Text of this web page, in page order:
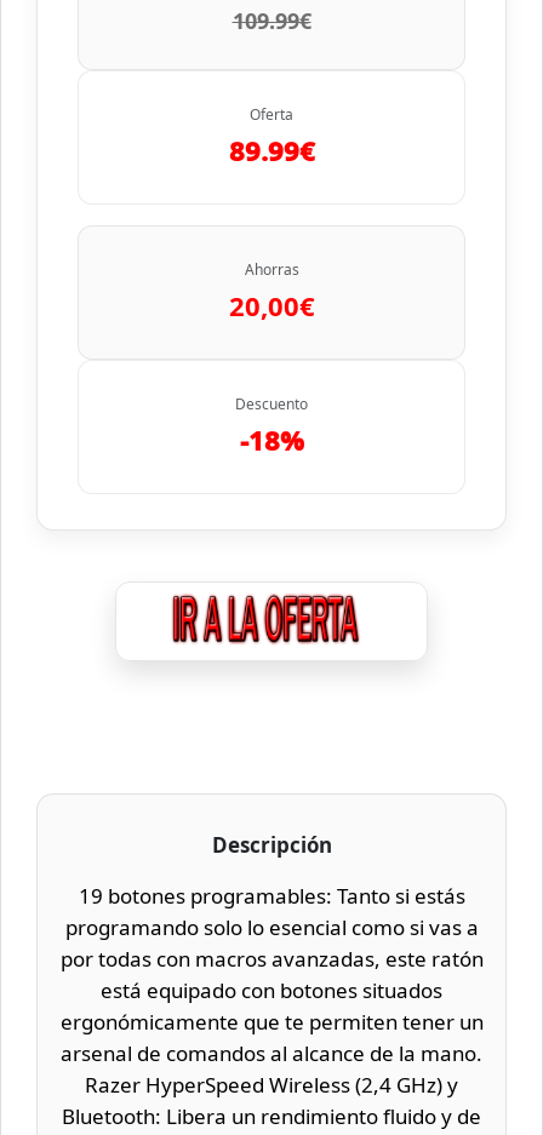
109.99€
Oferta
89.99€
Ahorras
20,00€
Descuento
-18%
Descripción
19 botones programables: Tanto si estás
programando solo lo esencial como si vas a
por todas con macros avanzadas, este ratón
está equipado con botones situados
ergonómicamente que te permiten tener un
arsenal de comandos al alcance de la mano.
Razer HyperSpeed Wireless (2,4 GHz) y
Bluetooth: Libera un rendimiento fluido y de